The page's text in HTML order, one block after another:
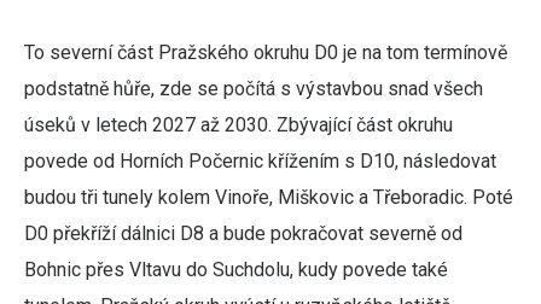
To severní část Pražského okruhu D0 je na tom termínově
podstatně hůře, zde se počítá s výstavbou snad všech
úseků v letech 2027 až 2030. Zbývající část okruhu
povede od Horních Počernic křížením s D10, následovat
budou tři tunely kolem Vinoře, Miškovic a Třeboradic. Poté
D0 překříží dálnici D8 a bude pokračovat severně od
Bohnic přes Vltavu do Suchdolu, kudy povede také